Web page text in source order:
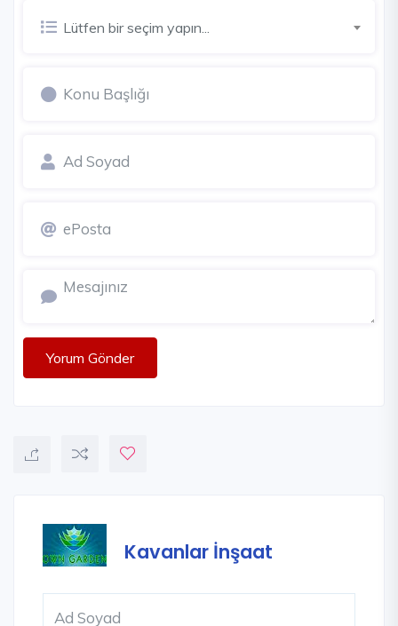
Lütfen bir seçim yapın...
Yorum Gönder
Kavanlar İnşaat